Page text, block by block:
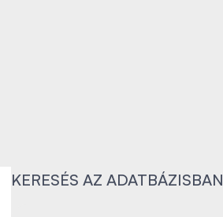
KERESÉS AZ ADATBÁZISBAN